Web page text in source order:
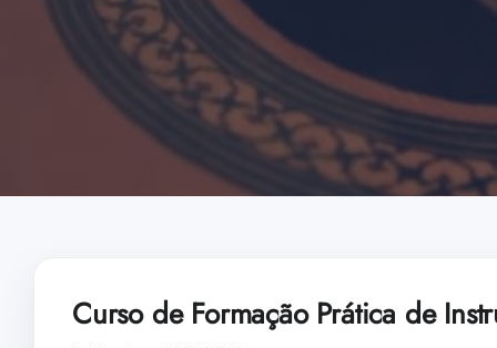
Curso de Formação Prática de